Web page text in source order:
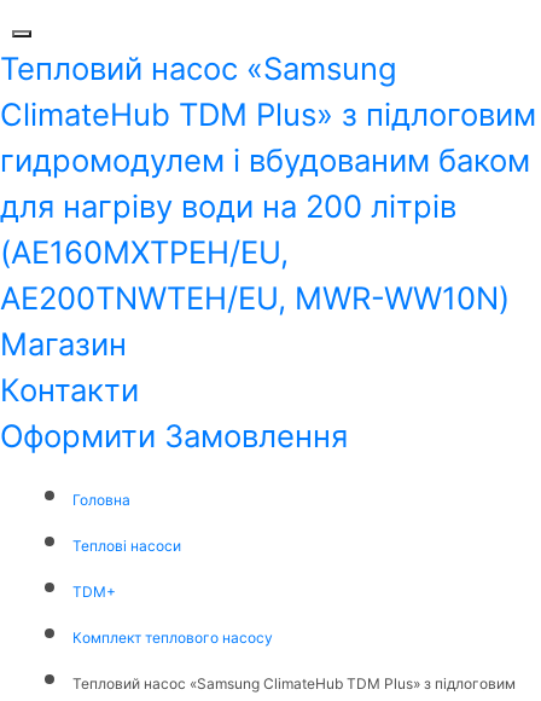
Тепловий насос «Samsung
ClimateHub TDM Plus» з підлоговим
гидромодулем і вбудованим баком
для нагріву води на 200 літрів
(AE160MXTPEH/EU,
AE200TNWTEH/EU, MWR-WW10N)
Магазин
Контакти
Оформити Замовлення
Головна
Теплові насоси
TDM+
Комплект теплового насосу
Тепловий насос «Samsung ClimateHub TDM Plus» з підлоговим